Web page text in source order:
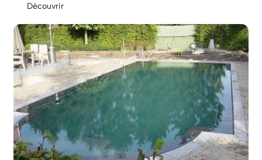
Découvrir